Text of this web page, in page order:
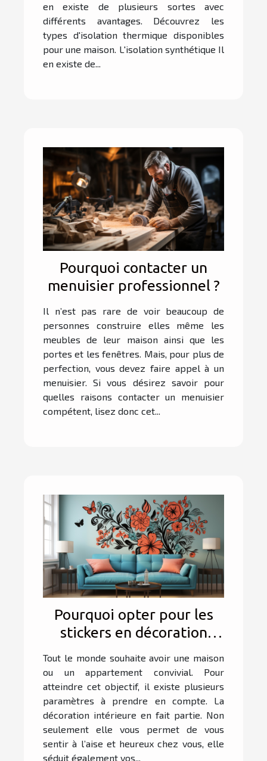
en existe de plusieurs sortes avec
différents avantages. Découvrez les
types d'isolation thermique disponibles
pour une maison. L'isolation synthétique Il
en existe de...
Pourquoi contacter un
menuisier professionnel ?
Il n’est pas rare de voir beaucoup de
personnes construire elles même les
meubles de leur maison ainsi que les
portes et les fenêtres. Mais, pour plus de
perfection, vous devez faire appel à un
menuisier. Si vous désirez savoir pour
quelles raisons contacter un menuisier
compétent, lisez donc cet...
Pourquoi opter pour les
stickers en décoration
Tout le monde souhaite avoir une maison
ou un appartement convivial. Pour
atteindre cet objectif, il existe plusieurs
paramètres à prendre en compte. La
décoration intérieure en fait partie. Non
seulement elle vous permet de vous
sentir à l’aise et heureux chez vous, elle
séduit également vos...